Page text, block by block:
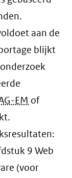
aan de
blijkt
EM of
9 Web
(voor